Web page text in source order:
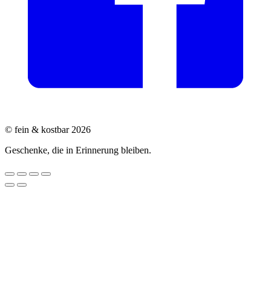
© fein & kostbar 2026
Geschenke, die in Erinnerung bleiben.